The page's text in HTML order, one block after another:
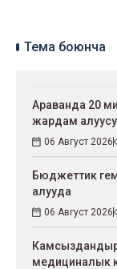
Тема боюнча
Араванда 20
жардам
06 Август 2026
Бюджеттик
алууда
06 Август 2026
медициналык